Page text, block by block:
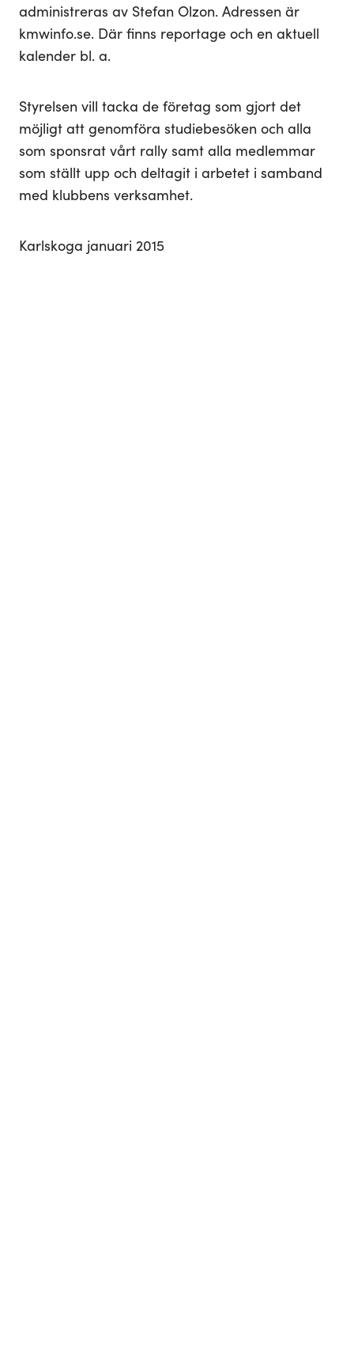
administreras av Stefan Olzon. Adressen är
kmwinfo.se. Där finns reportage och en aktuell
kalender bl. a.
Styrelsen vill tacka de företag som gjort det
möjligt att genomföra studiebesöken och alla
som sponsrat vårt rally samt alla medlemmar
som ställt upp och deltagit i arbetet i samband
med klubbens verksamhet.
Karlskoga januari 2015